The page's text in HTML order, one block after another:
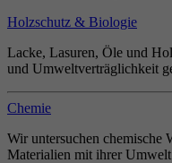
Holzschutz & Biologie
Lacke, Lasuren, Öle und
und Umweltverträglichkeit
Chemie
Wir untersuchen chemische
Materialien mit ihrer